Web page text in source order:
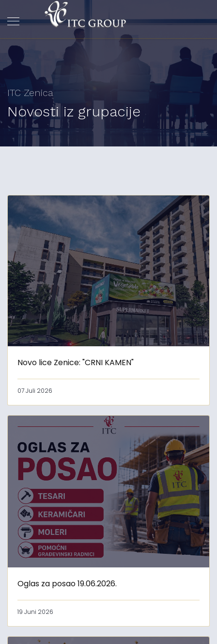
ITC Zenica
Novosti iz grupacije
Novo lice Zenice: "CRNI KAMEN"
07 Juli 2026
Oglas za posao 19.06.2026.
19 Juni 2026